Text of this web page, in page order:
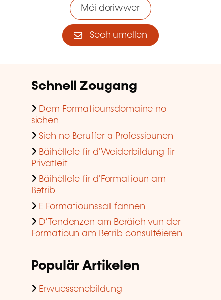
Méi doriwwer
Sech umellen
Schnell Zougang
Dem Formatiounsdomaine no
sichen
Sich no Beruffer a Professiounen
Bäihëllefe fir d'Weiderbildung fir
Privatleit
Bäihëllefe fir d'Formatioun am
Betrib
E Formatiounssall fannen
D'Tendenzen am Beräich vun der
Formatioun am Betrib consultéieren
Populär Artikelen
Erwuessenebildung